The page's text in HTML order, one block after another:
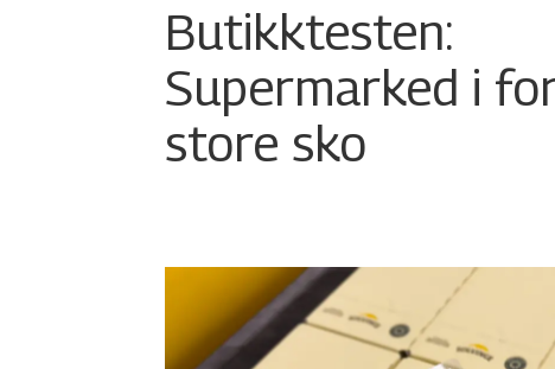
Butikktesten:
Supermarked i
store sko